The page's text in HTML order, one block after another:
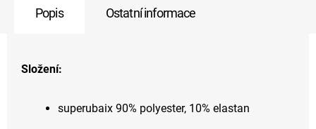
Popis Ostatní informace
Složení:
superubaix 90% polyester, 10% elastan